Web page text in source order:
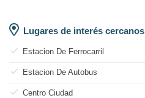
Lugares de interés cercanos
Estacion De Ferrocarril
Estacion De Autobus
Centro Ciudad